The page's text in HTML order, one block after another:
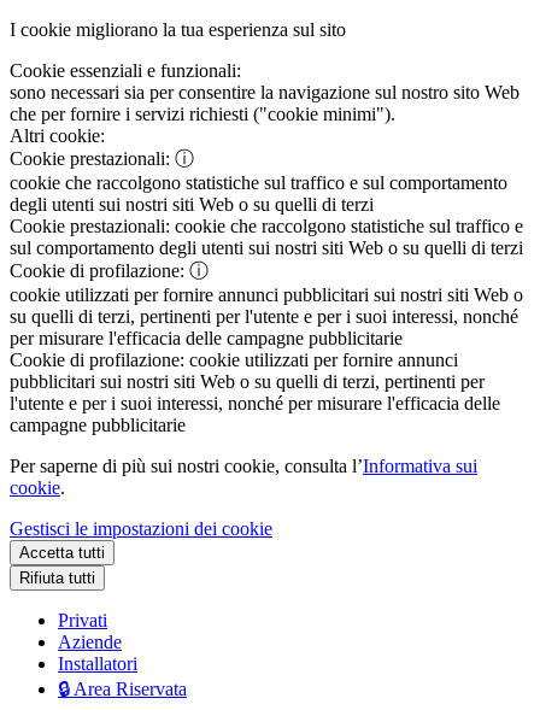
I cookie migliorano la tua esperienza sul sito
Cookie essenziali e funzionali:
sono necessari sia per consentire la navigazione sul nostro sito Web
che per fornire i servizi richiesti ("cookie minimi").
Altri cookie:
Cookie prestazionali: ⓘ
cookie che raccolgono statistiche sul traffico e sul comportamento
degli utenti sui nostri siti Web o su quelli di terzi
Cookie prestazionali: cookie che raccolgono statistiche sul traffico e
sul comportamento degli utenti sui nostri siti Web o su quelli di terzi
Cookie di profilazione: ⓘ
cookie utilizzati per fornire annunci pubblicitari sui nostri siti Web o
su quelli di terzi, pertinenti per l'utente e per i suoi interessi, nonché
per misurare l'efficacia delle campagne pubblicitarie
Cookie di profilazione: cookie utilizzati per fornire annunci
pubblicitari sui nostri siti Web o su quelli di terzi, pertinenti per
l'utente e per i suoi interessi, nonché per misurare l'efficacia delle
campagne pubblicitarie
Per saperne di più sui nostri cookie, consulta l’Informativa sui
cookie.
Gestisci le impostazioni dei cookie
Accetta tutti
Rifiuta tutti
Privati
Aziende
Installatori
🔒 Area Riservata